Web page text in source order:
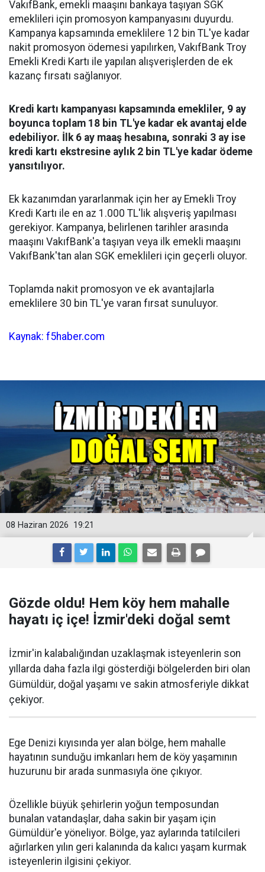
VakıfBank, emekli maaşını bankaya taşıyan SGK
emeklileri için promosyon kampanyasını duyurdu.
Kampanya kapsamında emeklilere 12 bin TL'ye kadar
nakit promosyon ödemesi yapılırken, VakıfBank Troy
Emekli Kredi Kartı ile yapılan alışverişlerden de ek
kazanç fırsatı sağlanıyor.
Kredi kartı kampanyası kapsamında emekliler, 9 ay
boyunca toplam 18 bin TL'ye kadar ek avantaj elde
edebiliyor. İlk 6 ay maaş hesabına, sonraki 3 ay ise
kredi kartı ekstresine aylık 2 bin TL'ye kadar ödeme
yansıtılıyor.
Ek kazanımdan yararlanmak için her ay Emekli Troy
Kredi Kartı ile en az 1.000 TL'lik alışveriş yapılması
gerekiyor. Kampanya, belirlenen tarihler arasında
maaşını VakıfBank'a taşıyan veya ilk emekli maaşını
VakıfBank'tan alan SGK emeklileri için geçerli oluyor.
Toplamda nakit promosyon ve ek avantajlarla
emeklilere 30 bin TL'ye varan fırsat sunuluyor.
Kaynak: f5haber.com
19:21
08 Haziran 2026
Gözde oldu! Hem köy hem mahalle
hayatı iç içe! İzmir'deki doğal semt
İzmir'in kalabalığından uzaklaşmak isteyenlerin son
yıllarda daha fazla ilgi gösterdiği bölgelerden biri olan
Gümüldür, doğal yaşamı ve sakin atmosferiyle dikkat
çekiyor.
Ege Denizi kıyısında yer alan bölge, hem mahalle
hayatının sunduğu imkanları hem de köy yaşamının
huzurunu bir arada sunmasıyla öne çıkıyor.
Özellikle büyük şehirlerin yoğun temposundan
bunalan vatandaşlar, daha sakin bir yaşam için
Gümüldür'e yöneliyor. Bölge, yaz aylarında tatilcileri
ağırlarken yılın geri kalanında da kalıcı yaşam kurmak
isteyenlerin ilgisini çekiyor.